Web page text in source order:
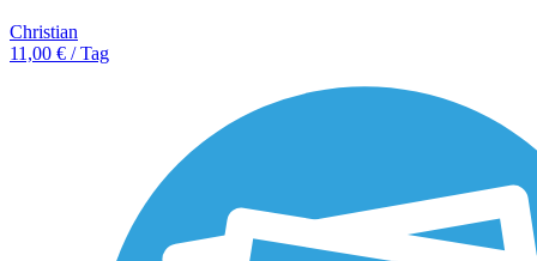
Christian
11,00 € / Tag